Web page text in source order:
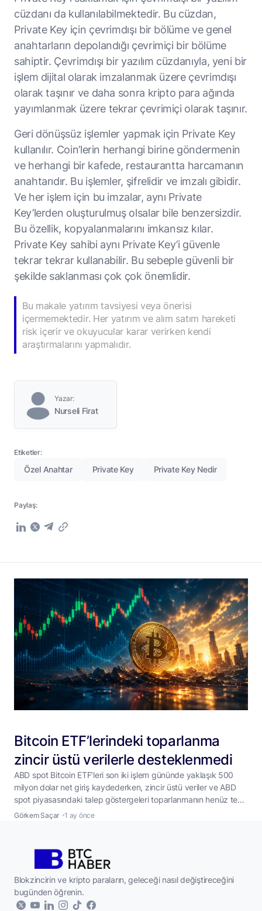
Paylaş:
cüzdanı da kullanılabilmektedir. Bu cüzdan,
Private Key için çevrimdışı bir bölüme ve genel
anahtarların depolandığı çevrimiçi bir bölüme
sahiptir. Çevrimdışı bir yazılım cüzdanıyla, yeni bir
işlem dijital olarak imzalanmak üzere çevrimdışı
olarak taşınır ve daha sonra kripto para ağında
yayımlanmak üzere tekrar çevrimiçi olarak taşınır.
Geri dönüşsüz işlemler yapmak için Private Key
kullanılır. Coin’lerin herhangi birine göndermenin
ve herhangi bir kafede, restaurantta harcamanın
anahtarıdır. Bu işlemler, şifrelidir ve imzalı gibidir.
Ve her işlem için bu imzalar, aynı Private
Key’lerden oluşturulmuş olsalar bile benzersizdir.
Bu özellik, kopyalanmalarını imkansız kılar.
Private Key sahibi aynı Private Key’i güvenle
tekrar tekrar kullanabilir. Bu sebeple güvenli bir
şekilde saklanması çok çok önemlidir.
Bu makale yatırım tavsiyesi veya önerisi
içermemektedir. Her yatırım ve alım satım hareketi
risk içerir ve okuyucular karar verirken kendi
araştırmalarını yapmalıdır.
Yazar:
Nurseli Firat
Etiketler:
Özel Anahtar Private Key Private Key Nedir
Bitcoin ETF’lerindeki toparlanma
zincir üstü verilerle desteklenmedi
ABD spot Bitcoin ETF’leri son iki işlem gününde yaklaşık 500
milyon dolar net giriş kaydederken, zincir üstü veriler ve ABD
spot piyasasındaki talep göstergeleri toparlanmanın henüz teyit
edilmediğine işaret etti. ABD’de işlem gören spot Bitcoin ETF’leri,
Görkem Saçar 1 ay önce
Blokzincirin ve kripto paraların, geleceği nasıl değiştireceğini
bugünden öğrenin.